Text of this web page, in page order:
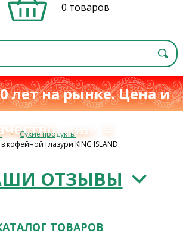
0 товаров
лет на рынке. Цена и
с 1993 г. ≡
Сухие продукты
кофейной глазури KING ISLAND
ОТЗЫВЫ
ТОВАРОВ